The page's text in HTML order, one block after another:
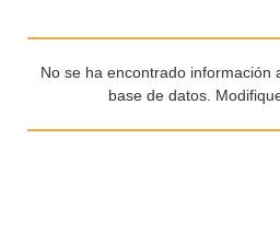
No se ha encontrado información
base de datos.